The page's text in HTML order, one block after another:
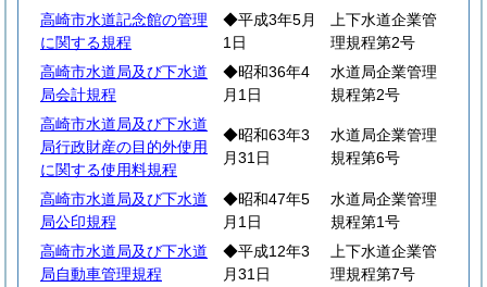
高崎市水道記念館の管理
に関する規程
◆平成3年5月
1日
上下水道企業管
理規程第2号
高崎市水道局及び下水道
局会計規程
◆昭和36年4
月1日
水道局企業管理
規程第2号
高崎市水道局及び下水道
局行政財産の目的外使用
に関する使用料規程
◆昭和63年3
月31日
水道局企業管理
規程第6号
高崎市水道局及び下水道
局公印規程
◆昭和47年5
月1日
水道局企業管理
規程第1号
高崎市水道局及び下水道
局自動車管理規程
◆平成12年3
月31日
上下水道企業管
理規程第7号